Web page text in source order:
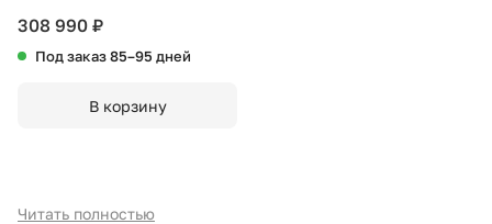
T541029 серое кожаное
308 990 ₽
Под заказ 85–95 дней
В корзину
Читать полностью